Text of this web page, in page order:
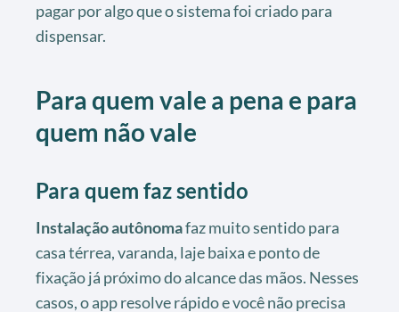
pagar por algo que o sistema foi criado para
dispensar.
Para quem vale a pena e para
quem não vale
Para quem faz sentido
Instalação autônomafaz muito sentido para
casa térrea, varanda, laje baixa e ponto de
fixação já próximo do alcance das mãos. Nesses
casos, o app resolve rápido e você não precisa